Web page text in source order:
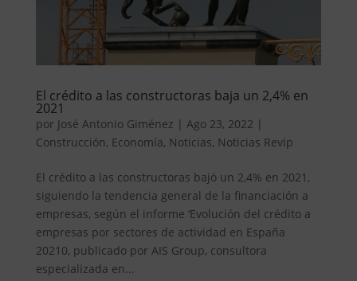
El crédito a las constructoras baja un 2,4% en
2021
por José Antonio Giménez | Ago 23, 2022 |
Construcción, Economía, Noticias, Noticias Revip
El crédito a las constructoras bajó un 2,4% en 2021,
siguiendo la tendencia general de la financiación a
empresas, según el informe ‘Evolución del crédito a
empresas por sectores de actividad en España
20210, publicado por AIS Group, consultora
especializada en...